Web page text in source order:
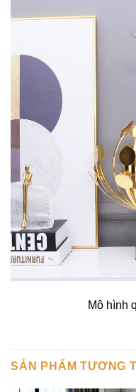
Mô hình
SẢN PHẨM TƯƠNG